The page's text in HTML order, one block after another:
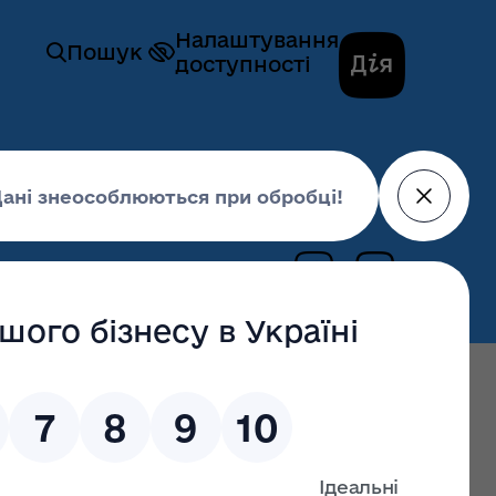
Пошук
Налаштування
доступності